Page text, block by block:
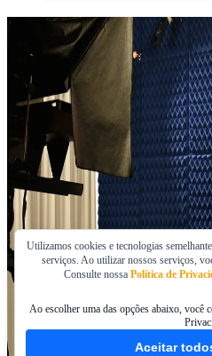
Utilizamos cookies e tecnologias
serviços. Ao utilizar nossos serviços,
Consulte nossa Política de
Ao escolher uma das opções abaixo, você
Aceitar